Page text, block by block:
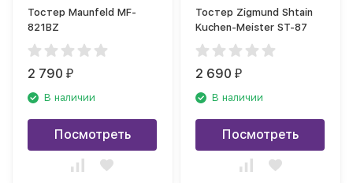
Тостер Maunfeld MF-
821BZ
2 790₽
В наличии
Посмотреть
Тостер Zigmund Shtain
Kuchen-Meister ST-87
2 690₽
В наличии
Посмотреть